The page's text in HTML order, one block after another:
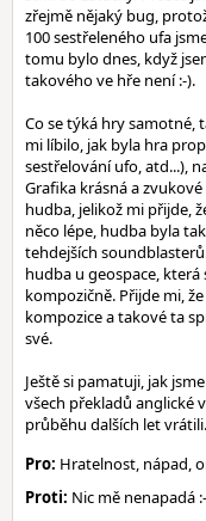
zřejmě nějaký bug,
100 sestřeleného ufa
tomu bylo dnes, když
takového ve hře není :-).
Co se týká hry samotné,
mi líbilo, jak byla hra
sestřelování ufo, atd...),
Grafika krásná a
hudba, jelikož mi přijde,
něco lépe, hudba byla
tehdejších
hudba u geospace,
kompozičně. Přijde mi,
kompozice a takové ta
své.
Ještě si pamatuji, jak
všech překladů anglické
průběhu dalších let vrátili.
Pro: Hratelnost, nápad,
Proti: Nic mě nenapadá